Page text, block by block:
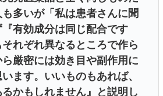
多いが「私は患者さんに聞
有効成分は同じ配合です
れぞれ異なるところで作ら
厳密には効き目や副作用に
ます。いいものもあれば、
かもしれません』と説明し